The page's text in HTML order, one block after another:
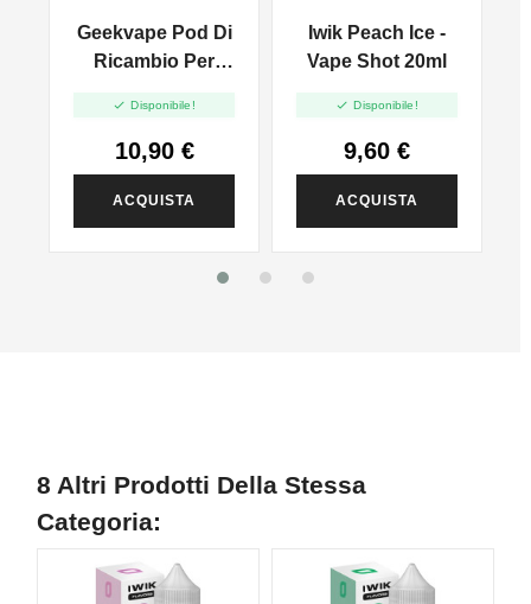
MTL
Geekvape Pod Di
Ricambio Per
4pz
 Disponibile!
10,90 €
ACQUISTA
Iwik Peach Ice -
Vape Shot 20ml
 Disponibile!
9,60 €
ACQUISTA
8 Altri Prodotti Della Stessa
Categoria: